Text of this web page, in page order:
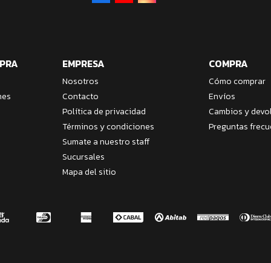
EMPRESA
Nosotros
Contacto
Política de privacidad
Términos y condiciones
Sumate a nuestro staff
Sucursales
Mapa del sitio
COMPRA
Cómo comprar
Envíos
Cambios y
Preguntas